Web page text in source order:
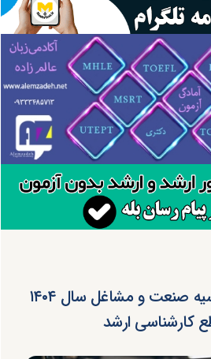
تعیین ظرفیت بورسیه صنعت و مشاغل سال ۱۴۰۴
کارشناسی ارشد